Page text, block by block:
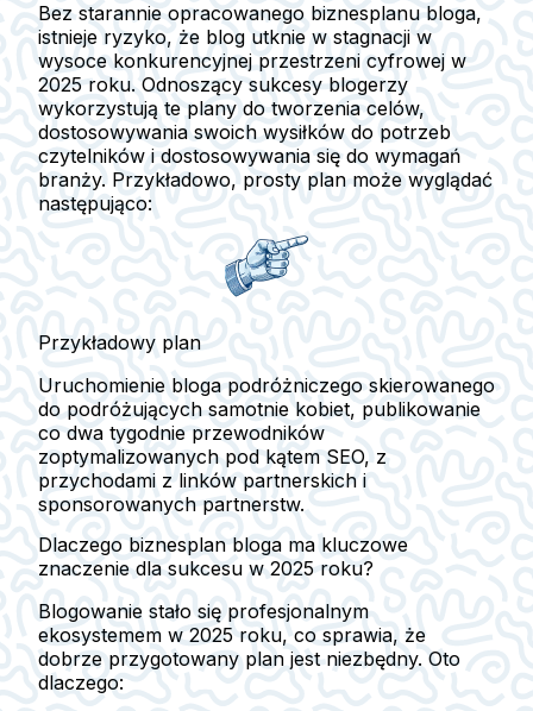
Bez starannie opracowanego biznesplanu bloga,
istnieje ryzyko, że blog utknie w stagnacji w
wysoce konkurencyjnej przestrzeni cyfrowej w
2025 roku. Odnoszący sukcesy blogerzy
wykorzystują te plany do tworzenia celów,
dostosowywania swoich wysiłków do potrzeb
czytelników i dostosowywania się do wymagań
branży. Przykładowo, prosty plan może wyglądać
następująco:
Przykładowy plan
Uruchomienie bloga podróżniczego skierowanego
do podróżujących samotnie kobiet, publikowanie
co dwa tygodnie przewodników
zoptymalizowanych pod kątem SEO, z
przychodami z linków partnerskich i
sponsorowanych partnerstw.
Dlaczego biznesplan bloga ma kluczowe
znaczenie dla sukcesu w 2025 roku?
Blogowanie stało się profesjonalnym
ekosystemem w 2025 roku, co sprawia, że
dobrze przygotowany plan jest niezbędny. Oto
dlaczego: